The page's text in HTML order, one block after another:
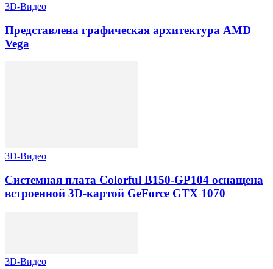
3D-Видео
Представлена графическая архитектура AMD
Vega
3D-Видео
Системная плата Colorful B150-GP104 оснащена
встроенной 3D-картой GeForce GTX 1070
3D-Видео